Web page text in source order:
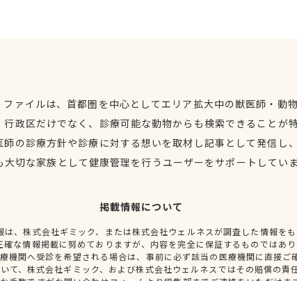
ファイルは、首都圏を中心としてエリア拡大中の獣医師・動
行政区だけでなく、診療可能な動物からも検索できることが
師の診療方針や診療に対する想いを取材し記事として発信し
大切な家族として健康管理を行うユーザーをサポートしてい
掲載情報について
は、株式会社ギミック、または株式会社ウェルネスが調査した情報を
確な情報掲載に努めておりますが、内容を完全に保証するものではあ
機関へ受診を希望される場合は、事前に必ず該当の医療機関に直接ご
て、株式会社ギミック、および株式会社ウェルネスではその賠償の責